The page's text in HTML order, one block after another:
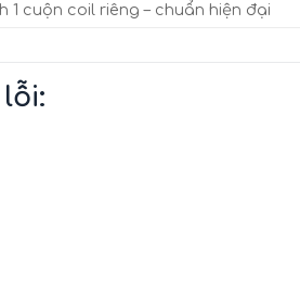
1 cuộn coil riêng – chuẩn hiện đại